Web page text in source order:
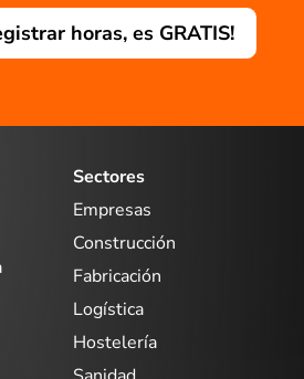
horas, es GRATIS!
Sectores
Empresas
Construcción
Fabricación
Logística
Hostelería